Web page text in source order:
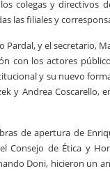
colegas y
las filiales y
Pardal, y el secretario,
con los actores
y su nuevo
y Andrea
de apertura de
Consejo de Ética y
Doni, hicieron un